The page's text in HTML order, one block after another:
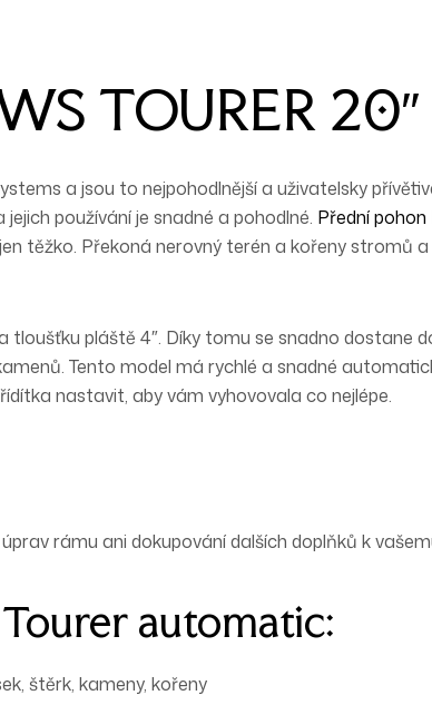
TOURER
a jsou to nejpohodlnější a uživatelsky
používání je snadné a pohodlné. Přední pohon
těžko. Překoná nerovný terén a kořeny stromů a
tloušťku pláště 4″. Díky tomu se snadno dostane
Tento model má rychlé a snadné
nastavit, aby vám vyhovovala co nejlépe.
úprav rámu ani dokupování dalších doplňků k
automatic:
štěrk, kameny, kořeny